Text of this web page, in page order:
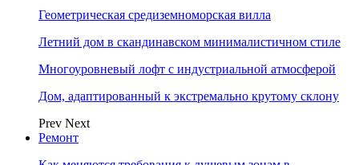
Геометрическая средиземноморская вилла
Летний дом в скандинавском минималистичном стиле
Многоуровневый лофт с индустриальной атмосферой
Дом, адаптированный к экстремально крутому склону
Prev Next
Ремонт